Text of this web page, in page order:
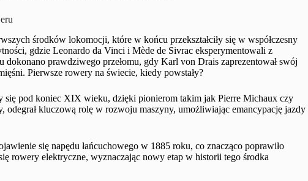
środków lokomocji, które w końcu przekształciły się w współczesny
gdzie Leonardo da Vinci i Mède de Sivrac eksperymentowali z
prawdziwego przełomu, gdy Karl von Drais zaprezentował swój
Pierwsze rowery na świecie, kiedy powstały?
się pod koniec XIX wieku, dzięki pionierom takim jak Pierre Michaux czy
odegrał kluczową rolę w rozwoju maszyny, umożliwiając emancypację jazdy
się napędu łańcuchowego w 1885 roku, co znacząco poprawiło
rowery elektryczne, wyznaczając nowy etap w historii tego środka